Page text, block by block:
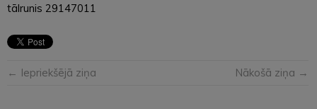
tālrunis 29147011
← Iepriekšējā ziņa Nākošā ziņa →